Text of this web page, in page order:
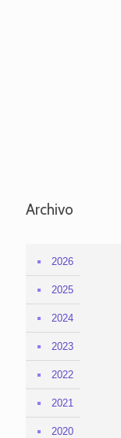
Archivo
2026
2025
2024
2023
2022
2021
2020